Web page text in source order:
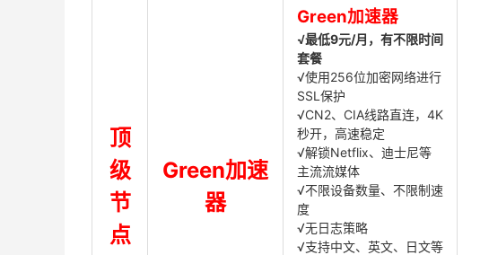
顶
级
节
点
Green加速
器
Green加速器
√最低9元/月，有不限时间
套餐
√使用256位加密网络进行
SSL保护
√CN2、CIA线路直连，4K
秒开，高速稳定
√解锁Netflix、迪士尼等
主流流媒体
√不限设备数量、不限制速
度
√无日志策略
√支持中文、英文、日文等